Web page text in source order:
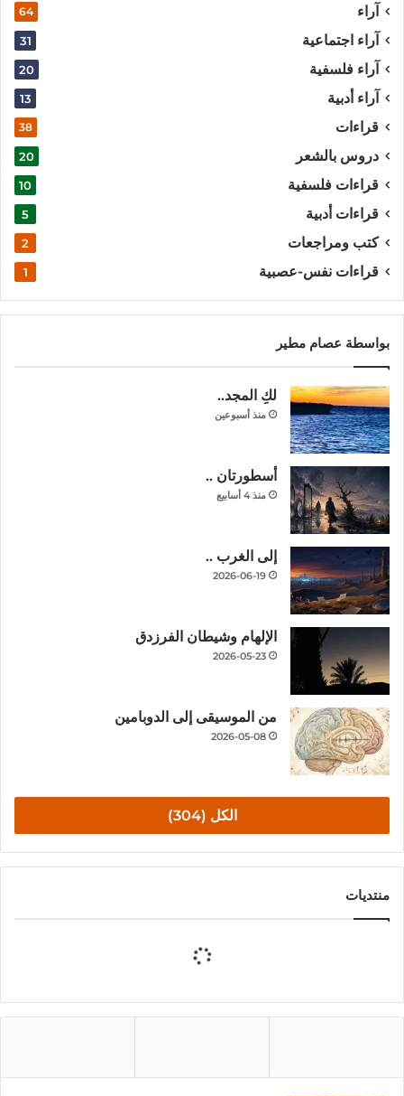
آراء 64
آراء اجتماعية 31
آراء فلسفية 20
آراء أدبية 13
قراءات 38
دروس بالشعر 20
قراءات فلسفية 10
قراءات أدبية 5
كتب ومراجعات 2
قراءات نفس-عصبية 1
بواسطة عصام مطير
لكِ المجد..
منذ أسبوعين
أسطورتان ..
منذ 4 أسابيع
إلى الغرب ..
2026-06-19
الإلهام وشيطان الفرزدق
2026-05-23
من الموسيقى إلى الدوبامين
2026-05-08
الكل (304)
منتديات